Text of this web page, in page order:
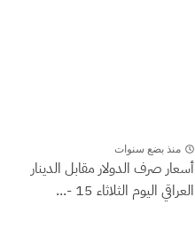
منذ بضع سنوات
أسعار صرف الدولار مقابل الدينار
العراقي اليوم الثلاثاء 15 -...